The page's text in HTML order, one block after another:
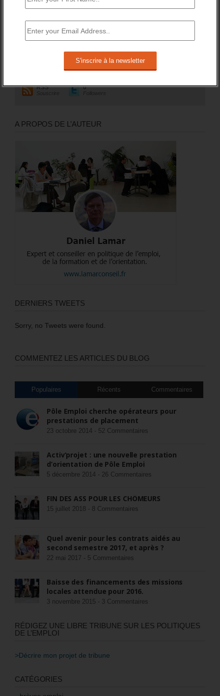
Recevez le meilleur de l'information et des débats sur l'emploi
RSS
Souscrire
0
Followers
A PROPOS DE L’AUTEUR
DERNIERS TWEETS
Sorry, no Tweets were found.
COMMENTEZ LES ARTICLES DU BLOG
Populaires Récents Commentaires
Pôle Emploi cherche opérateurs pour
prestations de placement
23 octobre 2014 - 52 Commentaires
Activ’projet : une nouvelle prestation
d’orientation de Pôle Emploi
5 décembre 2014 - 26 Commentaires
FIN DES ASS POUR LES CHÔMEURS
15 juillet 2018 - 8 Commentaires
Quel avenir pour les contrats aidés au
second semestre 2017, et après ?
22 mai 2017 - 5 Commentaires
Baisse des financements des missions
locales attendue pour 2016.
3 novembre 2015 - 3 Commentaires
RÉDIGEZ UNE LIBRE TRIBUNE SUR LES POLITIQUES
DE L’EMPLOI
>Décrire mon projet de tribune
CATÉGORIES